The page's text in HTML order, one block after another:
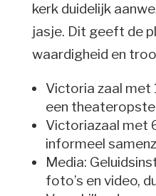
kerk duidelijk
jasje. Dit geeft de
waardigheid en
Victoria zaal met
een
Victoriazaal met
informeel
Media:
foto’s en video,